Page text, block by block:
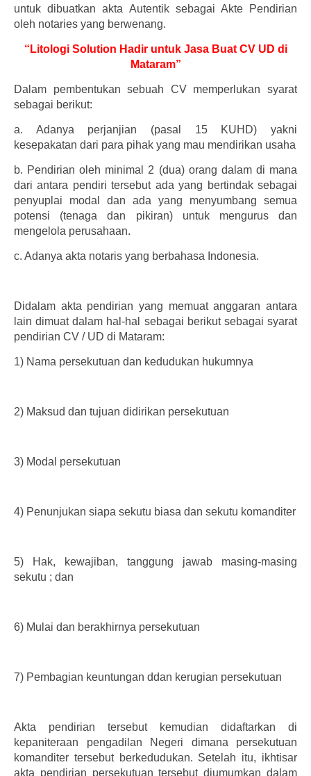
untuk dibuatkan akta Autentik sebagai Akte Pendirian
oleh notaries yang berwenang.
“Litologi Solution Hadir untuk Jasa Buat CV UD di
Mataram”
Dalam pembentukan sebuah CV memperlukan syarat
sebagai berikut:
a.
Adanya perjanjian (pasal 15 KUHD) yakni
kesepakatan dari para pihak yang mau mendirikan usaha
b. Pendirian oleh minimal 2 (dua) orang dalam di mana
dari antara pendiri tersebut ada yang bertindak sebagai
penyuplai modal dan ada yang menyumbang semua
potensi (tenaga dan pikiran) untuk mengurus dan
mengelola perusahaan.
c. Adanya akta notaris yang berbahasa Indonesia.
Didalam akta pendirian yang memuat anggaran antara
lain dimuat dalam hal-hal sebagai berikut sebagai syarat
pendirian CV / UD di Mataram:
1) Nama persekutuan dan kedudukan hukumnya
2) Maksud dan tujuan didirikan persekutuan
3) Modal persekutuan
4) Penunjukan siapa sekutu biasa dan sekutu komanditer
5)
Hak, kewajiban, tanggung jawab masing-masing
sekutu ; dan
6) Mulai dan berakhirnya persekutuan
7) Pembagian keuntungan ddan kerugian persekutuan
Akta pendirian tersebut kemudian didaftarkan di
kepaniteraan pengadilan Negeri dimana persekutuan
komanditer tersebut berkedudukan. Setelah itu, ikhtisar
akta pendirian persekutuan tersebut diumumkan dalam